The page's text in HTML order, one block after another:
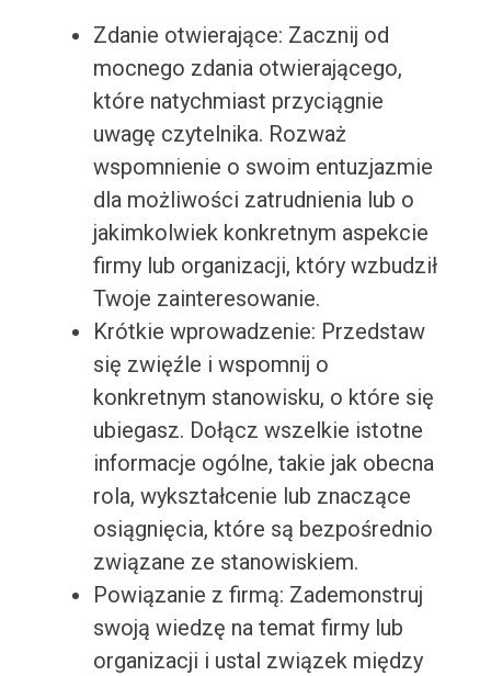
Zdanie otwierające: Zacznij od
mocnego zdania otwierającego,
które natychmiast przyciągnie
uwagę czytelnika. Rozważ
wspomnienie o swoim entuzjazmie
dla możliwości zatrudnienia lub o
jakimkolwiek konkretnym aspekcie
firmy lub organizacji, który wzbudził
Twoje zainteresowanie.
Krótkie wprowadzenie: Przedstaw
się zwięźle i wspomnij o
konkretnym stanowisku, o które się
ubiegasz. Dołącz wszelkie istotne
informacje ogólne, takie jak obecna
rola, wykształcenie lub znaczące
osiągnięcia, które są bezpośrednio
związane ze stanowiskiem.
Powiązanie z firmą: Zademonstruj
swoją wiedzę na temat firmy lub
organizacji i ustal związek między